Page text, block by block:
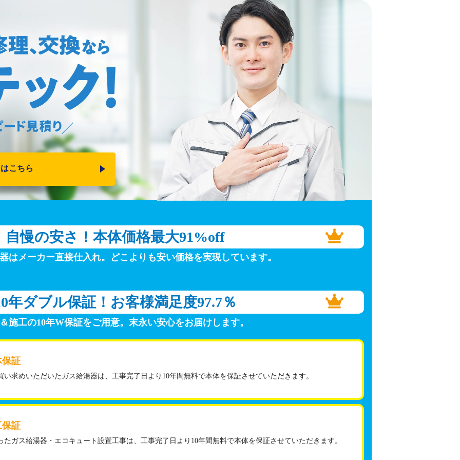
こちら
自慢の安さ！ 本体価格最大91%off
はメーカー直接仕入れ。 どこよりも安い価格を実現しています。
年ダブル保証！ お客様満足度97.7％
施工の10年W保証をご用意。 末永い安心をお届けします。
保証
い求めいただいたガス給湯器は、工事完了日より10年間無料で本体を保証させていただきます。
保証
たガス給湯器・エコキュート設置工事は、工事完了日より10年間無料で本体を保証させていただきます。